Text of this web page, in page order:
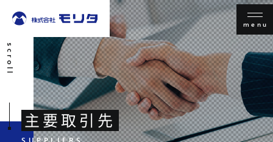
scroll
menu
主要取引先